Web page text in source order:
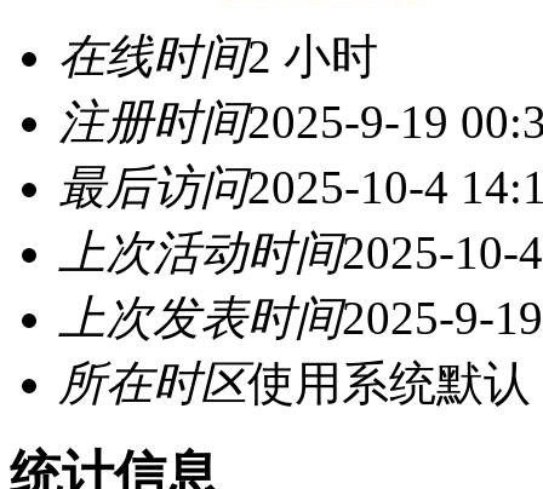
在线时间2 小时
注册时间2025-9-19
最后访问2025-10-4
上次活动时间2025-10-
上次发表时间2025-9-
所在时区使用系统默认
统计信息